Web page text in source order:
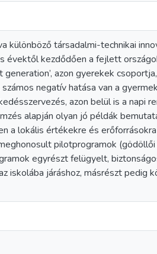
különböző társadalmi-technikai
kezdődően a fejlett
azon gyerekek
negatív hatása van a
azon belül is a napi
alapján olyan jó példák
a lokális értékekre és
pilotprogramok
egyrészt felügyelt,
iskolába járáshoz, másrészt pedig